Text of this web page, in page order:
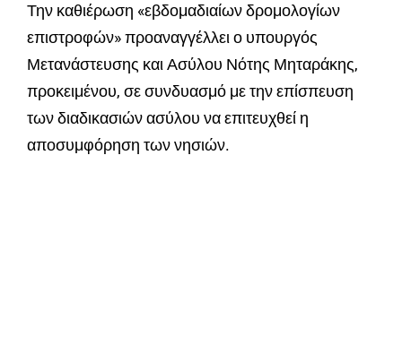
Την καθιέρωση «εβδομαδιαίων δρομολογίων
επιστροφών» προαναγγέλλει ο υπουργός
Μετανάστευσης και Ασύλου Νότης Μηταράκης,
προκειμένου, σε συνδυασμό με την επίσπευση
των διαδικασιών ασύλου να επιτευχθεί η
αποσυμφόρηση των νησιών.